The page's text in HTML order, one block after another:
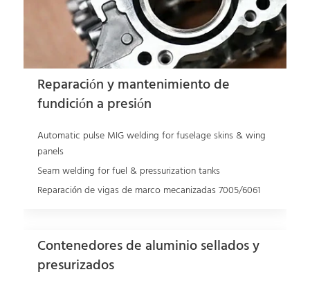
Reparación y mantenimiento de
fundición a presión
Automatic pulse MIG welding for fuselage skins & wing
panels
Seam welding for fuel & pressurization tanks
Reparación de vigas de marco mecanizadas 7005/6061
Contenedores de aluminio sellados y
presurizados